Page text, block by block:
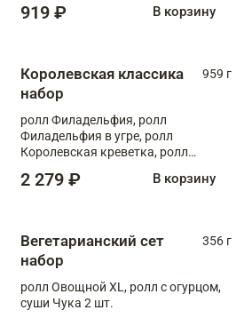
919 ₽ В корзину
Королевская классика
набор
959 г
ролл Филадельфия, ролл
Филадельфия в угре, ролл
Королевская креветка, ролл
2 279 ₽ В корзину
Вегетарианский сет
набор
356 г
ролл Овощной XL, ролл с огурцом,
суши Чука 2 шт.